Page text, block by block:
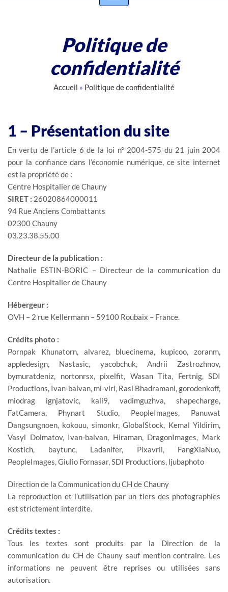
Politique de
confidentialité
Accueil » Politique de confidentialité
1 – Présentation du site
En vertu de l’article 6 de la loi n° 2004-575 du 21 juin 2004
pour la confiance dans l’économie numérique, ce site internet
est la propriété de :
Centre Hospitalier de Chauny
SIRET : 26020864000011
94 Rue Anciens Combattants
02300 Chauny
03.23.38.55.00
Directeur de la publication :
Nathalie ESTIN-BORIC – Directeur de la communication du
Centre Hospitalier de Chauny
Hébergeur :
OVH – 2 rue Kellermann – 59100 Roubaix – France.
Crédits photo :
Pornpak Khunatorn, alvarez, bluecinema, kupicoo, zoranm,
appledesign, Nastasic, yacobchuk, Andrii Zastrozhnov,
bymuratdeniz, nortonrsx, pixelfit, Wasan Tita, Fertnig, SDI
Productions, Ivan-balvan, mi-viri, Rasi Bhadramani, gorodenkoff,
miodrag ignjatovic, kali9, vadimguzhva, shapecharge,
FatCamera, Phynart Studio, PeopleImages, Panuwat
Dangsungnoen, kokouu, simonkr, GlobalStock, Kemal Yildirim,
Vasyl Dolmatov, Ivan-balvan, Hiraman, DragonImages, Mark
Kostich, baytunc, Ladanifer, Pixavril, FangXiaNuo,
PeopleImages, Giulio Fornasar, SDI Productions, ljubaphoto
Direction de la Communication du CH de Chauny
La reproduction et l’utilisation par un tiers des photographies
est strictement interdite.
Crédits textes :
Tous les textes sont produits par la Direction de la
communication du CH de Chauny sauf mention contraire. Les
informations ne peuvent être reprises ou utilisées sans
autorisation.